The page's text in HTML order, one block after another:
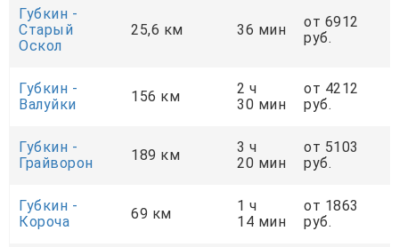
Губкин -
Старый
Оскол
25,6 км 36 мин
от 6912
руб.
Губкин -
Валуйки
156 км
2 ч
30 мин
от 4212
руб.
Губкин -
Грайворон
189 км
3 ч
20 мин
от 5103
руб.
Губкин -
Короча
69 км
1 ч
14 мин
от 1863
руб.